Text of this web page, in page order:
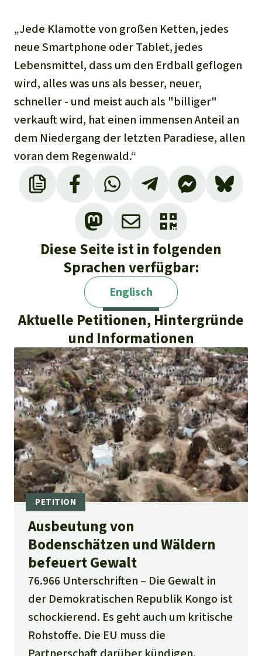
„Jede Klamotte von großen Ketten, jedes
neue Smartphone oder Tablet, jedes
Lebensmittel, dass um den Erdball geflogen
wird, alles was uns als besser, neuer,
schneller - und meist auch als "billiger"
verkauft wird, hat einen immensen Anteil an
dem Niedergang der letzten Paradiese, allen
voran dem Regenwald.“
Diese Seite ist in folgenden
Sprachen verfügbar:
Englisch
Aktuelle Petitionen, Hintergründe
und Informationen
Ausbeutung von
Bodenschätzen und Wäldern
befeuert Gewalt
76.966 Unterschriften
Die Gewalt in
der Demokratischen Republik Kongo ist
schockierend. Es geht auch um kritische
Rohstoffe. Die EU muss die